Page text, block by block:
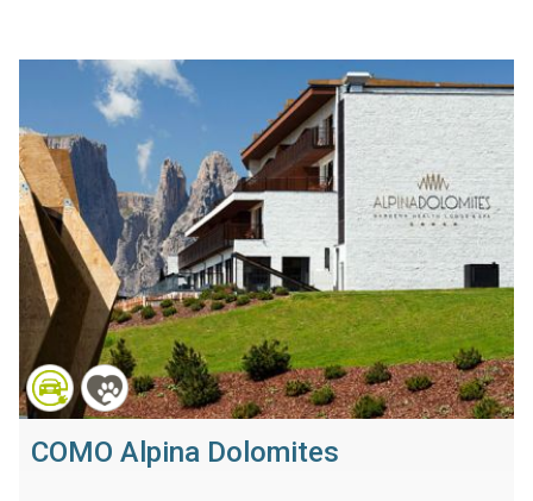
COMO Alpina Dolomites